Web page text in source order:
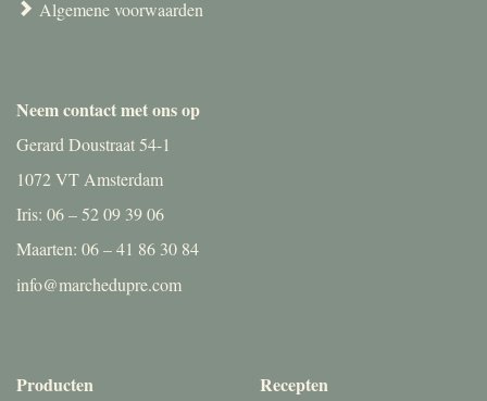
Algemene voorwaarden
Neem contact met ons op
Gerard Doustraat 54-1
1072 VT Amsterdam
Iris: 06 – 52 09 39 06
Maarten: 06 – 41 86 30 84
info@marchedupre.com
Producten Recepten